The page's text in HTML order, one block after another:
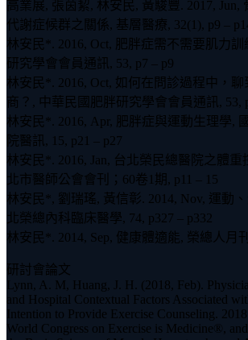
高業展, 張茵絜, 林安民, 黃駿豐. 2017, Jun,
代謝症候群之關係, 基層醫療, 32(1), p9 –
林安民*. 2016, Oct, 肥胖症需不需要肌力
研究學會會員通訊, 53, p7 – p9
林安民*. 2016, Oct, 如何在問診過程中，
商？, 中華民國肥胖研究學會會員通訊, 53,
林安民*. 2016, Apr, 肥胖症與運動生理學,
院醫訊, 15, p21 – p27
林安民*. 2016, Jan, 台北榮民總醫院之體重
北市醫師公會會刊；60卷1期, p11 – 15
林安民*, 劉瑞瑤, 黃信彰. 2014, Nov, 運動
北榮總內科臨床醫學, 74, p327 – p332
林安民*. 2014, Sep, 健康體適能, 榮總人月
研討會論文
Lynn, A. M, Huang, J. H. (2018, Feb).
and Hospital Contextual Factors Associated
Intention to Provide Exercise Counseling.
World Congress on Exercise is Medicine®,